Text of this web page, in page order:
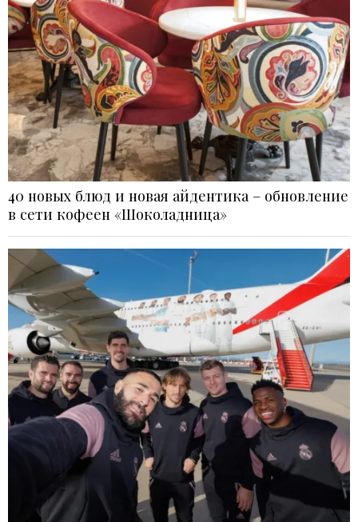
40 новых блюд и новая айдентика – обновление
в сети кофеен «Шоколадница»